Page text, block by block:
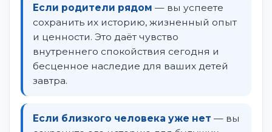
Если родители рядом — вы успеете
сохранить их историю, жизненный опыт
и ценности. Это даёт чувство
внутреннего спокойствия сегодня и
бесценное наследие для ваших детей
завтра.
Если близкого человека уже нет — вы